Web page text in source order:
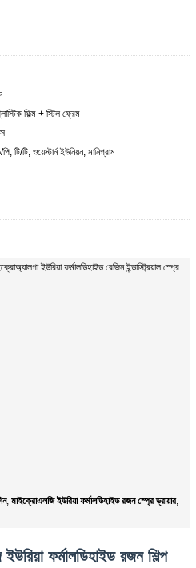
ফিল্ম + স্টিল ফ্রেম
টি/টি, ওয়েস্টার্ন ইউনিয়ন, মানিগ্রাম
ইউরিয়া ফর্মালডিহাইড রেজিন ইন্ডাস্ট্রিয়াল স্প্রে
, মাইক্রোএলজি ইউরিয়া ফর্মালডিহাইড রজন স্প্রে ড্রায়ার,
ফর্মালডিহাইড রজন শিল্প